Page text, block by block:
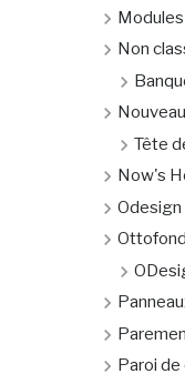
Non
Tête
Now's
Odesign
Ottofond
Paroi de